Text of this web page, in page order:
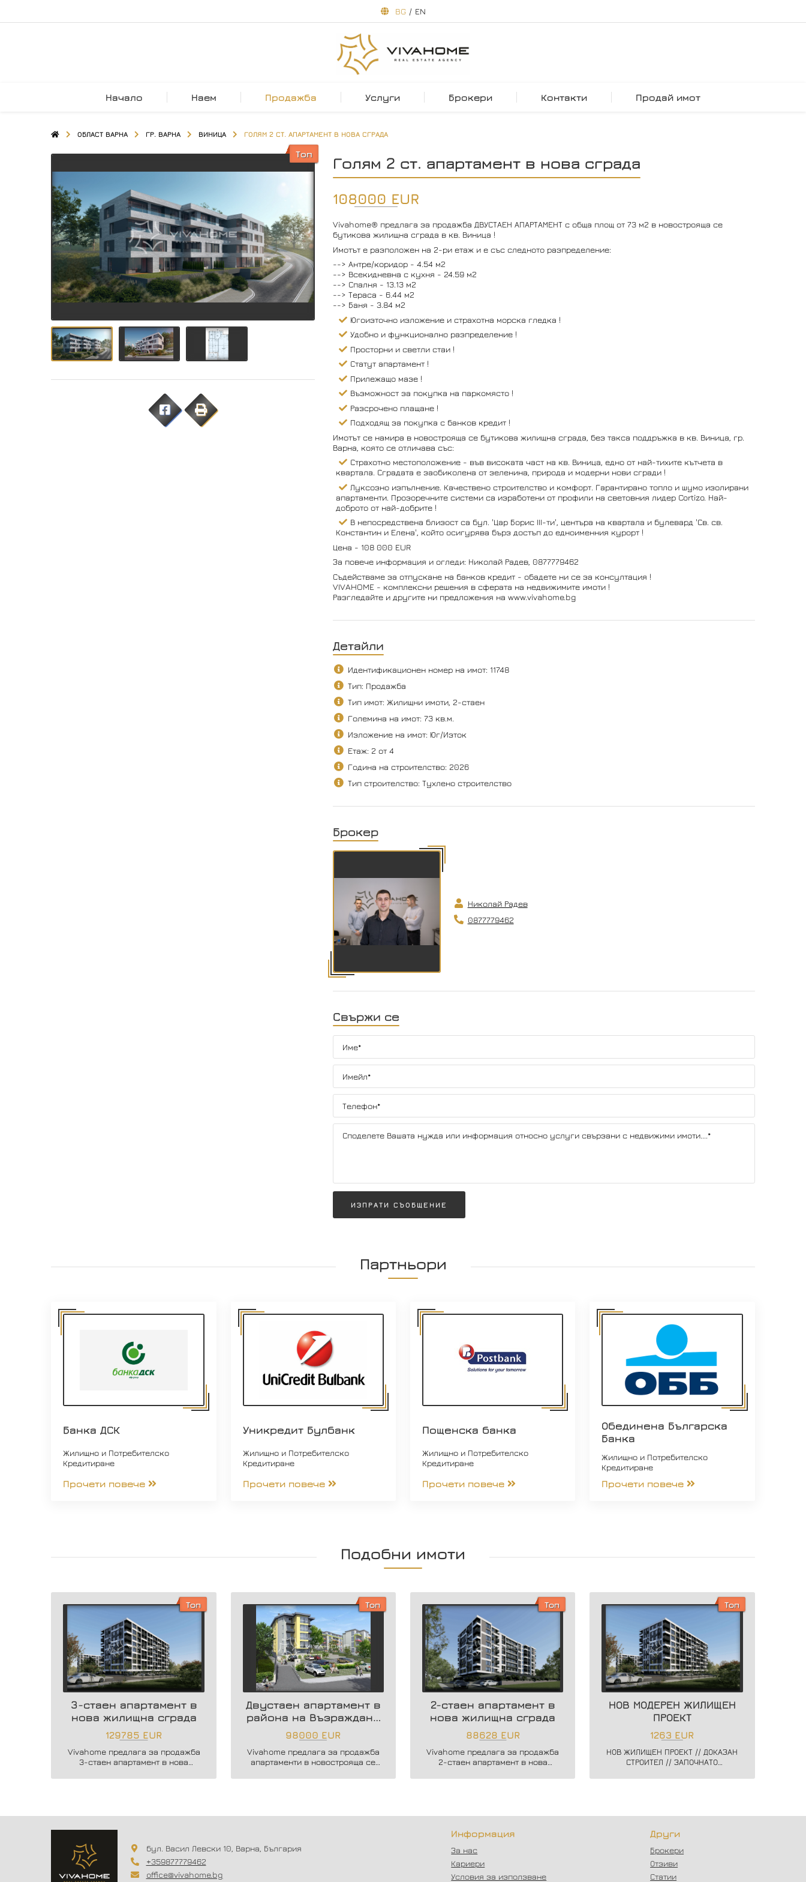
BG / EN
Начало Наем Продажба Услуги Брокери Контакти Продай имот
ОБЛАСТ ВАРНА ГР. ВАРНА ВИНИЦА ГОЛЯМ 2 СТ. АПАРТАМЕНТ В НОВА СГРАДА
Топ Голям 2 ст. апартамент в нова сграда
108000 EUR
Vivahome® предлага за продажба ДВУСТАЕН АПАРТАМЕНТ с обща площ от 73 м2 в новострояща се
бутикова жилищна сграда в кв. Виница !
Имотът е разположен на 2-ри етаж и е със следното разпределение:
--> Антре/коридор - 4.54 м2
--> Всекидневна с кухня - 24.59 м2
--> Спалня - 13.13 м2
--> Тераса - 6.44 м2
--> Баня - 3.84 м2
Югоизточно изложение и страхотна морска гледка !
Удобно и функционално разпределение !
Просторни и светли стаи !
Статут апартамент !
Прилежащо мазе !
Възможност за покупка на паркомясто !
Разсрочено плащане !
Подходящ за покупка с банков кредит !
Имотът се намира в новострояща се бутикова жилищна сграда, без такса поддръжка в кв. Виница, гр.
Варна, която се отличава със:
Страхотно местоположение - във високата част на кв. Виница, едно от най-тихите кътчета в
квартала. Сградата е заобиколена от зеленина, природа и модерни нови сгради !
Луксозно изпълнение. Качествено строителство и комфорт. Гарантирано топло и шумо изолирани
апартаменти. Прозоречните системи са изработени от профили на световния лидер Cortizo. Най-
доброто от най-добрите !
В непосредствена близост са бул. 'Цар Борис III-ти', центъра на квартала и булевард 'Св. св.
Константин и Елена', който осигурява бърз достъп до едноименния курорт !
Цена - 108 000 EUR
За повече информация и огледи: Николай Радев, 0877779462
Съдействаме за отпускане на банков кредит - обадете ни се за консултация !
VIVAHOME - комплексни решения в сферата на недвижимите имоти !
Разгледайте и другите ни предложения на www.vivahome.bg
Детайли
Идентификационен номер на имот: 11748
Тип: Продажба
Тип имот: Жилищни имоти, 2-стаен
Големина на имот: 73 кв.м.
Изложение на имот: Юг/Изток
Етаж: 2 от 4
Година на строителство: 2026
Тип строителство: Тухлено строителство
Брокер
Николай Радев
0877779462
Свържи се
ИЗПРАТИ СЪОБЩЕНИЕ
Партньори
Банка ДСК
Жилищно и Потребителско
Кредитиране
Прочети повече
Уникредит Булбанк
Жилищно и Потребителско
Кредитиране
Прочети повече
Пощенска банка
Жилищно и Потребителско
Кредитиране
Прочети повече
Обединена Българска
Банка
Жилищно и Потребителско
Кредитиране
Прочети повече
Подобни имоти
Топ
3-стаен апартамент в
нова жилищна сграда
129785 EUR
Vivahome предлага за продажба
3-стаен апартамент в нова
Варненчик.
Топ
Двустаен апартамент в
района на Възраждане
3
98000 EUR
Vivahome предлага за продажба
апартаменти в новострояща се
3.
Топ
2-стаен апартамент в
нова жилищна сграда
88628 EUR
Vivahome предлага за продажба
2-стаен апартамент в нова
Варненчик.
Топ
НОВ МОДЕРЕН ЖИЛИЩЕН
ПРОЕКТ
1263 EUR
НОВ ЖИЛИЩЕН ПРОЕКТ // ДОКАЗАН
СТРОИТЕЛ // ЗАПОЧНАТО
НА ПЛАЩАНЕ // СХЕМА - 20/80
бул. Васил Левски 10, Варна, България
+359877779462
office@vivahome.bg
Информация
За нас
Кариери
Условия за използване
Други
Брокери
Отзиви
Статии